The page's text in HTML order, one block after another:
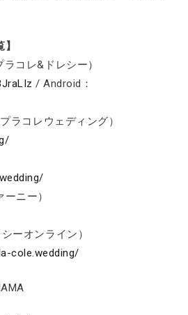
ラコレ&ドレシー）
/ Android：
ラコレウェディング）
ニー）
ーオンライン）
cole.wedding/